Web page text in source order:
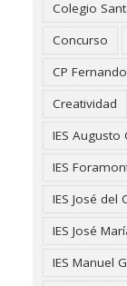
Colegio
Concurso
CP
Creatividad
IES Augusto
IES
IES José del
IES José
IES Manuel